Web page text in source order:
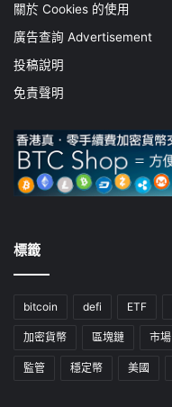
關於 Cookies 的使用
廣告查詢 Advertisement
投稿說明
免責聲明
標籤
bitcoin defi ETF
加密貨幣 區塊鏈 市場
監管 穩定幣 美國